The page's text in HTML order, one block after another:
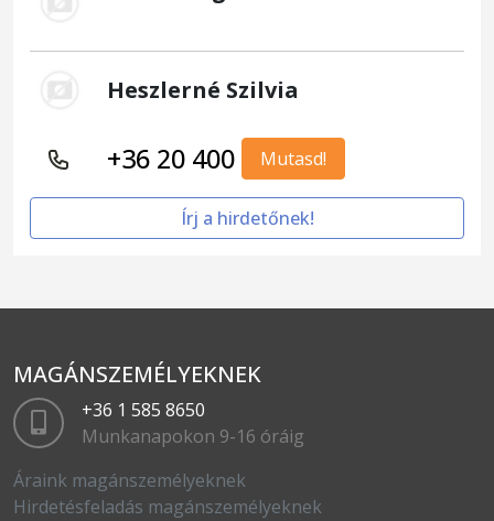
Heszlerné Szilvia
+36 20 400 Mutasd!
Írj a hirdetőnek!
MAGÁNSZEMÉLYEKNEK
+36 1 585 8650
Munkanapokon 9-16 óráig
Áraink magánszemélyeknek
Hirdetésfeladás magánszemélyeknek